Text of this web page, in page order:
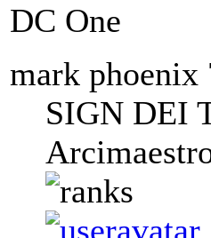
DC One
mark phoenix
SIGN DEI